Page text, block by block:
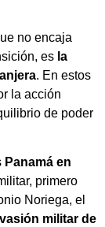
no encaja
es la
. En estos
la acción
de poder
Panamá en
primero
Noriega, el
militar de